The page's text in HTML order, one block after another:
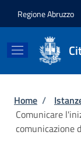
Regione Abruzzo
Briciole
Home /
Comunicare
comunicazione